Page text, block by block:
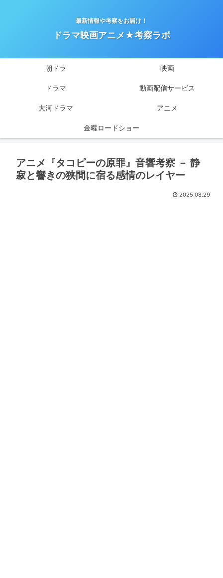
最新情報や考察をお届け！
ドラマ映画アニメ★考察ラボ
朝ドラ 映画
ドラマ 動画配信サービス
大河ドラマ アニメ
金曜ロードショー
アニメ『タコピーの原罪』音響考察 － 静
寂と響きの狭間に宿る感情のレイヤー
2025.08.29